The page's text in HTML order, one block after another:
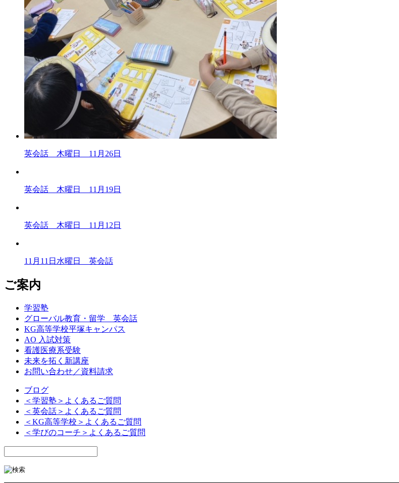
英会話 木曜日 11月26日
英会話 木曜日 11月19日
英会話 木曜日 11月12日
11月11日水曜日 英会話
ご案内
学習塾
グローバル教育・留学 英会話
KG高等学校平塚キャンパス
AO 入試対策
看護医療系受験
未来を拓く新講座
お問い合わせ／資料請求
ブログ
＜学習塾＞よくあるご質問
＜英会話＞よくあるご質問
＜KG高等学校＞よくあるご質問
＜学びのコーチ＞よくあるご質問